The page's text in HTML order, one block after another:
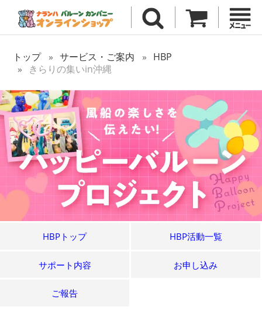
トップ サービス・ご案内
HBP
きらりの集いin沖縄
HBPトップ HBP活動一覧
サポート内容 お申し込み
ご報告